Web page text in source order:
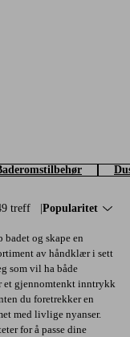
treff Sorter på:
Popularitet
og skape en
av håndklær i sett
som vil ha både
et gjennomtenkt inntrykk
du foretrekker en
med livlige nyanser.
for å passe dine